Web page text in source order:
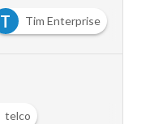
T Tim Enterprise
telco